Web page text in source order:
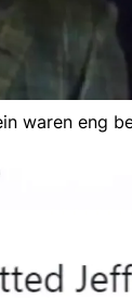
waren eng